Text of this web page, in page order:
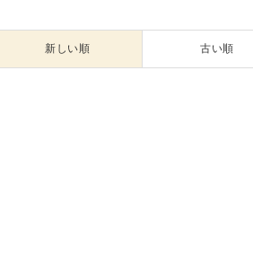
新しい順 古い順